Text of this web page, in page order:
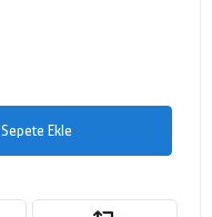
Sepete Ekle